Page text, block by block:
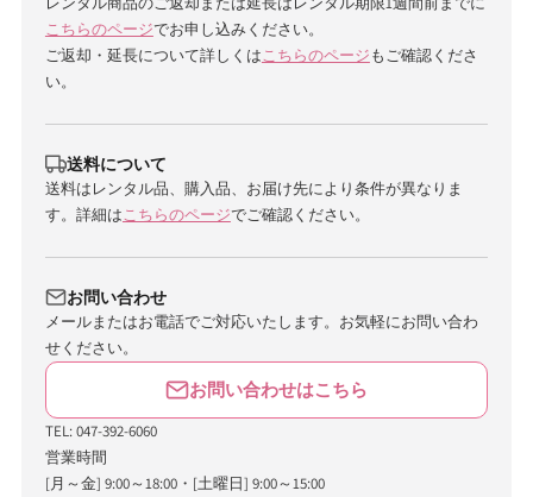
こちらのページでお申し込みください。
ご返却・延長について詳しくはこちらのページもご確認くださ
い。
送料について
送料はレンタル品、購入品、お届け先により条件が異なりま
す。詳細はこちらのページでご確認ください。
お問い合わせ
メールまたはお電話でご対応いたします。お気軽にお問い合わ
せください。
お問い合わせはこちら
TEL: 047-392-6060
営業時間
[月～金] 9:00～18:00・[土曜日] 9:00～15:00